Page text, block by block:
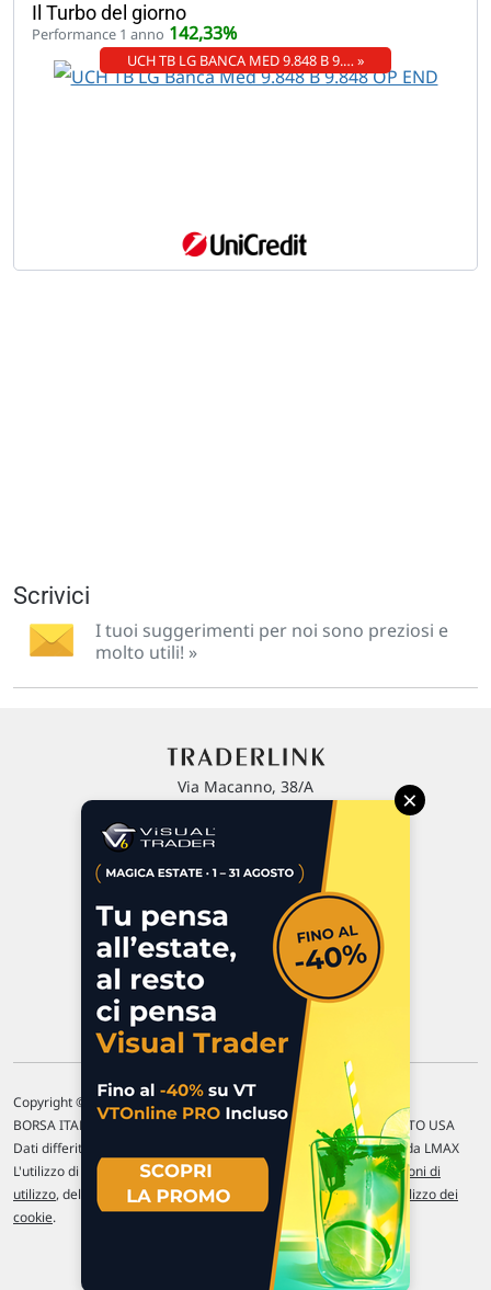
Il Turbo del giorno
Performance 1 anno 142,33%
UCH TB LG BANCA MED 9.848 B 9.… »
Scrivici
I tuoi suggerimenti per noi sono preziosi e
molto utili! »
Via Macanno, 38/A
P.IVA 02 452 460 401
Commenti e segnalazioni
Contattaci
Copyright © 1996-2026 Traderlink Italia s.r.l.
BORSA ITALIANA Quotazioni di borsa differite di 15 min. / MERCATO USA
Dati differiti di 15 min. (fonte Intrinio) / FOREX Quotazioni fornite da LMAX
L'utilizzo di questo sito implica l'accettazione delle nostre Condizioni di
utilizzo, del Disclaimer MAR, dellePolitiche sulla privacye dell' Utilizzo dei
cookie.
×